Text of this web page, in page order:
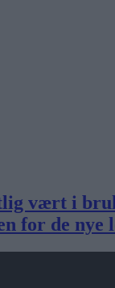
vært i
for de nye